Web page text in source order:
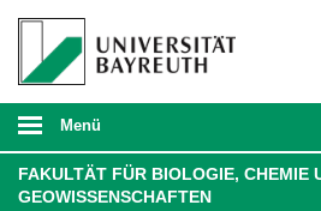
Menü
FAKULTÄT FÜR BIOLOGIE, CHEMIE
GEOWISSENSCHAFTEN